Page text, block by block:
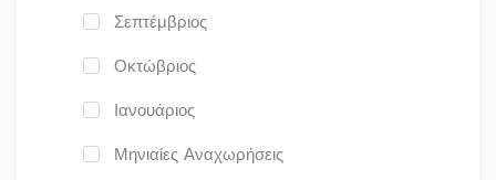
Σεπτέμβριος
Οκτώβριος
Ιανουάριος
Μηνιαίες Αναχωρήσεις